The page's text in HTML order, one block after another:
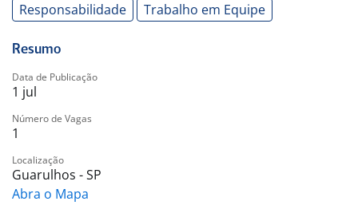
Responsabilidade
Trabalho em Equipe
Resumo
Data de Publicação
1 jul
Número de Vagas
1
Localização
Guarulhos - SP
Abra o Mapa